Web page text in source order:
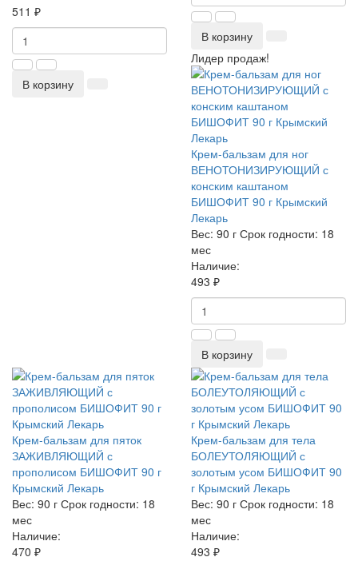
511 ₽
В корзину
В корзину
Лидер продаж!
Крем-бальзам для ног
ВЕНОТОНИЗИРУЮЩИЙ с
конским каштаном
БИШОФИТ 90 г Крымский
Лекарь
Вес: 90 г Срок годности: 18
мес
Наличие:
493 ₽
В корзину
Крем-бальзам для пяток
ЗАЖИВЛЯЮЩИЙ с
прополисом БИШОФИТ 90 г
Крымский Лекарь
Вес: 90 г Срок годности: 18
мес
Наличие:
470 ₽
Крем-бальзам для тела
БОЛЕУТОЛЯЮЩИЙ с
золотым усом БИШОФИТ 90
г Крымский Лекарь
Вес: 90 г Срок годности: 18
мес
Наличие:
493 ₽